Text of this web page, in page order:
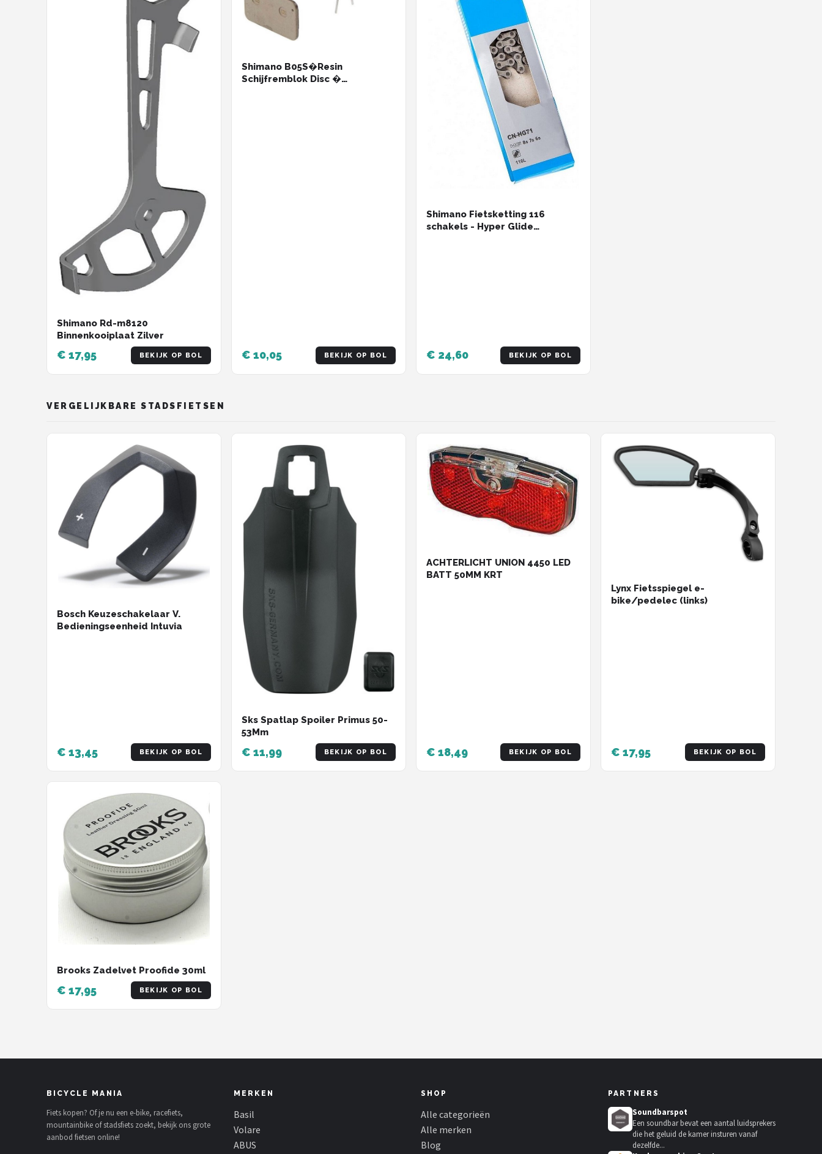
Shimano Rd-m8120
Binnenkooiplaat Zilver
€ 17,95 BEKIJK OP BOL
Shimano B05S�Resin
Schijfremblok Disc �
€ 10,05 BEKIJK OP BOL
Shimano Fietsketting 116
schakels - Hyper Glide
€ 24,60 BEKIJK OP BOL
VERGELIJKBARE STADSFIETSEN
Bosch Keuzeschakelaar V.
Bedieningseenheid Intuvia
€ 13,45 BEKIJK OP BOL
Sks Spatlap Spoiler Primus 50-
53Mm
€ 11,99 BEKIJK OP BOL
ACHTERLICHT UNION 4450 LED
BATT 50MM KRT
€ 18,49 BEKIJK OP BOL
Lynx Fietsspiegel e-
bike/pedelec (links)
€ 17,95 BEKIJK OP BOL
Brooks Zadelvet Proofide 30ml
€ 17,95 BEKIJK OP BOL
BICYCLE MANIA
Fiets kopen? Of je nu een e-bike, racefiets,
mountainbike of stadsfiets zoekt, bekijk ons grote
aanbod fietsen online!
MERKEN
Basil
Volare
ABUS
SHOP
Alle categorieën
Alle merken
Blog
PARTNERS
Soundbarspot
Een soundbar bevat een aantal luidsprekers
die het geluid de kamer insturen vanaf
dezelfde...